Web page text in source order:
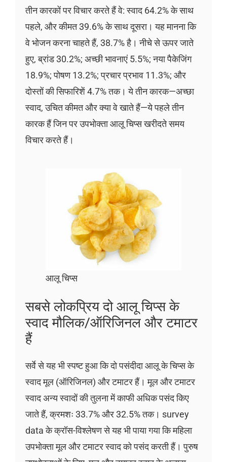
तीन कारकों पर विचार करते हैं वे: स्वाद 64.2% के साथ
पहले, और कीमत 39.6% के साथ दूसरा। यह मानना कि
वे भोजन करना चाहते हैं, 38.7% है। नीचे से ऊपर जाते
हुए, ब्रांड 30.2%; अच्छी भावनाएं 5.5%; नया पैकेजिंग
18.9%; पोषण 13.2%; प्रचार प्रभाव 11.3%; और
दोस्तों की सिफारिशें 4.7% तक। ये तीन कारक—अच्छा
स्वाद, उचित कीमत और क्या वे खाते हैं—ये पहले तीन
कारक हैं जिन पर उपभोक्ता आलू चिप्स खरीदते समय
विचार करते हैं।
आलू चिप्स
सबसे लोकप्रिय दो आलू चिप्स के
स्वाद मौलिक/ऑरिजिनल और टमाटर
हैं
सर्वे से यह भी स्पष्ट हुआ कि दो पसंदीदा आलू के चिप्स के
स्वाद मूल (ऑरिजिनल) और टमाटर हैं। मूल और टमाटर
स्वाद अन्य स्वादों की तुलना में काफी अधिक पसंद किए
जाते हैं, क्रमशः 33.7% और 32.5% तक। survey
data के क्रॉस-विश्लेषण से यह भी पाया गया कि महिला
उपभोक्ता मूल और टमाटर स्वाद को पसंद करती हैं। पुरुष